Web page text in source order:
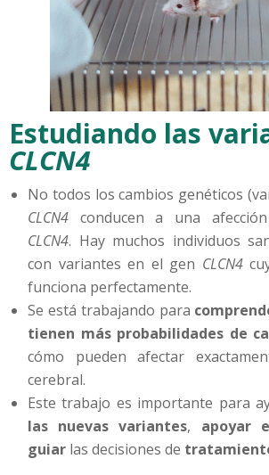
Estudiando las
CLCN4
No todos los cambios genéticos
CLCN4 conducen a una
CLCN4. Hay muchos individuos
con variantes en el gen CLCN4
funciona perfectamente.
Se está trabajando para
tienen más probabilidades de
cómo pueden afectar
cerebral.
Este trabajo es importante para
las nuevas variantes, apoyar
guiar las decisiones de